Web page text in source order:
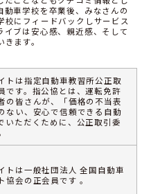
車学校を卒業後、みなさんの
にフィードバックしサービス
ブは安心感、親近感、そして
ます。
トは指定自動車教習所公正取
です。指公協とは、運転免許
の皆さんが、「価格の不当表
ない、安心で信頼できる自動
いただくために、公正取引委
トは一般社団法人 全国自動車
協会の正会員です 。